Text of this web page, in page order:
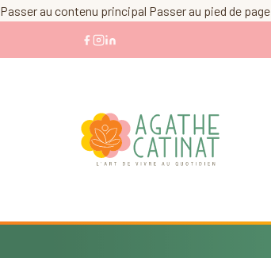
Passer au contenu principal Passer au pied de page